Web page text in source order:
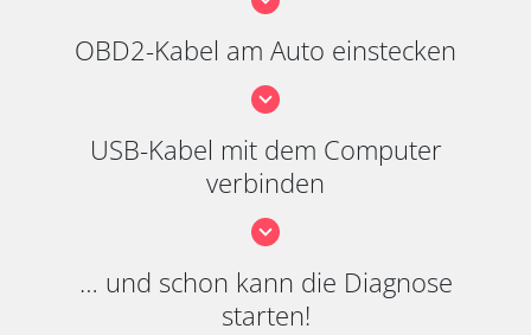
OBD2-Kabel am Auto einstecken
USB-Kabel mit dem Computer
verbinden
… und schon kann die Diagnose
starten!